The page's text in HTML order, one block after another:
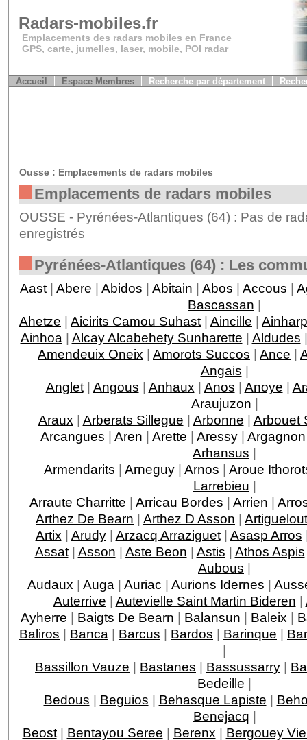
Radars-mobiles.fr
Emplacements des radars mobiles en France
GPS, carte, jumelles, laser, mobile, POI radar
Accueil Espace Membres Recherche par département
Ousse : Emplacements de radars mobiles
Emplacements de radars mobiles
OUSSE - Pyrénées-Atlantiques (64) : Pas de
enregistrés
Pyrénées-Atlantiques (64) : Les
Aast | Abere | Abidos | Abitain | Abos | Accous |
Bascassan |
Ahetze | Aicirits Camou Suhast | Aincille | Ainharp
Ainhoa | Alcay Alcabehety Sunharette | Aldudes
Amendeuix Oneix | Amorots Succos | Ance |
Angais |
Anglet| Angous | Anhaux | Anos | Anoye |
Araujuzon |
Araux | Arberats Sillegue | Arbonne | Arbouet
Arcangues | Aren | Arette | Aressy | Argagnon
Arhansus |
Armendarits | Arneguy | Arnos | Aroue
Larrebieu |
Arraute Charritte | Arricau Bordes | Arrien |
Arthez De Bearn | Arthez D Asson |
Artix | Arudy| Arzacq Arraziguet| Asasp Arros
Assat| Asson | Aste Beon | Astis | Athos Aspis
Aubous |
Audaux | Auga | Auriac | Aurions Idernes |
Auterrive | Autevielle Saint Martin Bideren |
Ayherre | Baigts De Bearn | Balansun | Baleix |
Baliros | Banca | Barcus | Bardos | Barinque |
|
Bassillon Vauze | Bastanes | Bassussarry |
Bedeille |
Bedous | Beguios | Behasque Lapiste |
Benejacq |
Beost| Bentayou Seree | Berenx | Bergouey